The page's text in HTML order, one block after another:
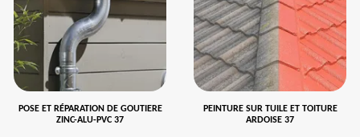
POSE ET RÉPARATION DE GOUTIERE
ZINC-ALU-PVC 37
PEINTURE SUR TUILE ET TOITURE
ARDOISE 37